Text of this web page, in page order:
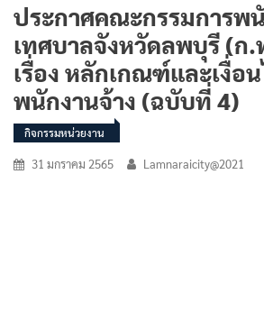
ประกาศคณะกรรมการพ
เทศบาลจังหวัดลพบุรี (ก
เรื่อง หลักเกณฑ์และเงื่อ
พนักงานจ้าง (ฉบับที่ 4)
กิจกรรมหน่วยงาน
31 มกราคม 2565 Lamnaraicity@2021